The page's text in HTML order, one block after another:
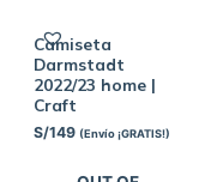
Camiseta
Darmstadt
2022/23 home |
Craft
S/149 (Envío ¡GRATIS!)